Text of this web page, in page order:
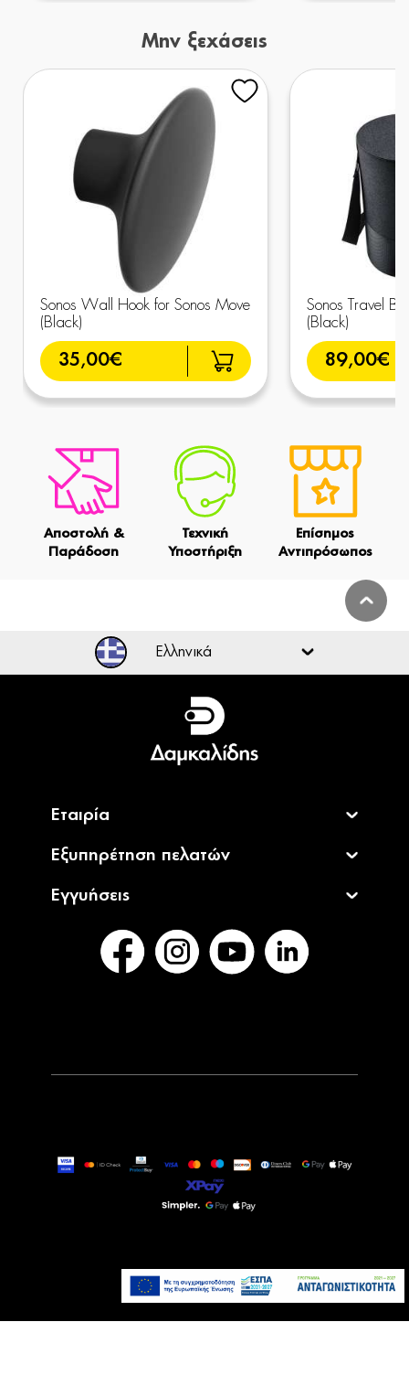
Μην ξεχάσεις
Sonos Wall Hook for Sonos Move
(Black)
35,00€
Sonos Travel
(Black)
89,00€
Αποστολή &
Παράδοση
Τεχνική
Υποστήριξη
Επίσημος
Αντιπρόσωπος
Προσθήκη στο καλάθι
Ελληνικά
Ελληνικά
English
Εταιρία
Εξυπηρέτηση πελατών
Εγγυήσεις